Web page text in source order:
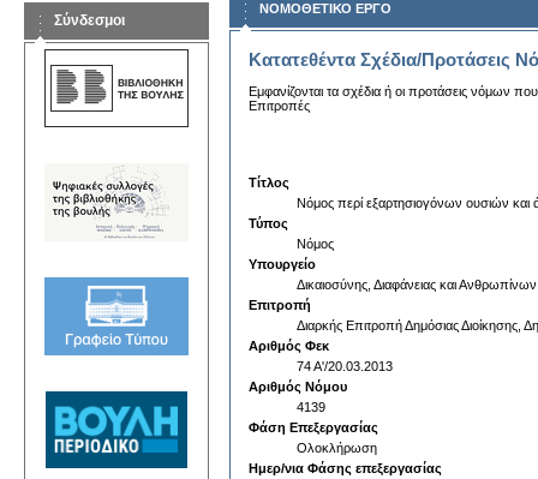
Σύνδεσμοι
ΝΟΜΟΘΕΤΙΚΟ ΕΡΓΟ
Κατατεθέντα Σχέδια/Προτάσεις
Εμφανίζονται τα σχέδια ή οι προτάσεις νόμων
Επιτροπές
Τίτλος
Νόμος περί εξαρτησιογόνων ουσιών και
Τύπος
Νόμος
Υπουργείο
Δικαιοσύνης, Διαφάνειας και
Επιτροπή
Διαρκής Επιτροπή Δημόσιας Διοίκησης,
Αριθμός Φεκ
74 Α'/20.03.2013
Αριθμός Νόμου
4139
Φάση Επεξεργασίας
Ολοκλήρωση
Ημερ/νια Φάσης επεξεργασίας